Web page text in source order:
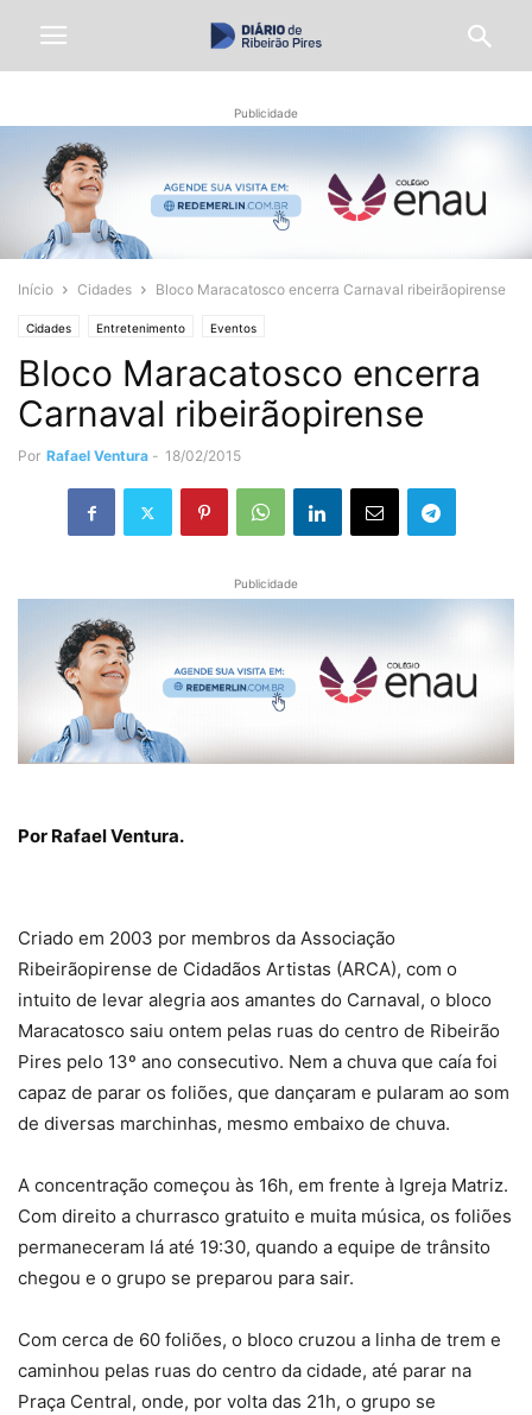
Publicidade
Início Cidades Bloco Maracatosco encerra Carnaval ribeirãopirense
Cidades Entretenimento Eventos
Bloco Maracatosco encerra
Carnaval ribeirãopirense
Por Rafael Ventura - 18/02/2015
Publicidade
Por Rafael Ventura.
Criado em 2003 por membros da Associação
Ribeirãopirense de Cidadãos Artistas (ARCA), com o
intuito de levar alegria aos amantes do Carnaval, o bloco
Maracatosco saiu ontem pelas ruas do centro de Ribeirão
Pires pelo 13º ano consecutivo. Nem a chuva que caía foi
capaz de parar os foliões, que dançaram e pularam ao som
de diversas marchinhas, mesmo embaixo de chuva.
A concentração começou às 16h, em frente à Igreja Matriz.
Com direito a churrasco gratuito e muita música, os foliões
permaneceram lá até 19:30, quando a equipe de trânsito
chegou e o grupo se preparou para sair.
Com cerca de 60 foliões, o bloco cruzou a linha de trem e
caminhou pelas ruas do centro da cidade, até parar na
Praça Central, onde, por volta das 21h, o grupo se